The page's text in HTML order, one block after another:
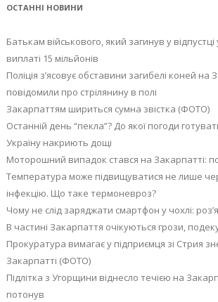
ОСТАННІ НОВИНИ
Батькам військового, який загинув у
виплаті 15 мільйонів
Поліція з’ясовує обставини загибелі коней на
повідомили про стрілянину в полі
Закарпаттям шириться сумна звістка (ФОТО)
Останній день “пекла”? До якої погоди
Україну накриють дощі
Моторошний випадок стався на Закарпатті:
Температура може підвищуватися не лише
інфекцію. Що таке термоневроз?
Чому не слід заряджати смартфон у чохлі:
В частині Закарпаття очікуються грози,
Прокуратура вимагає у підприємця зі Стрия
Закарпатті (ФОТО)
Підлітка з Угорщини віднесло течією на
потонув